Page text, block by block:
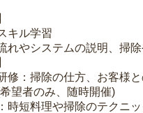
キル学習
れやシステムの説明、掃
修：掃除の仕方、お客様
望者のみ、随時開催)
時短料理や掃除のテクニ